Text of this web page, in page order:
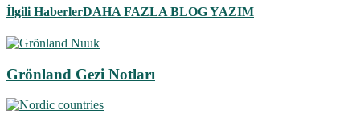
İlgili HaberlerDAHA FAZLA BLOG YAZIM
Grönland Gezi Notları